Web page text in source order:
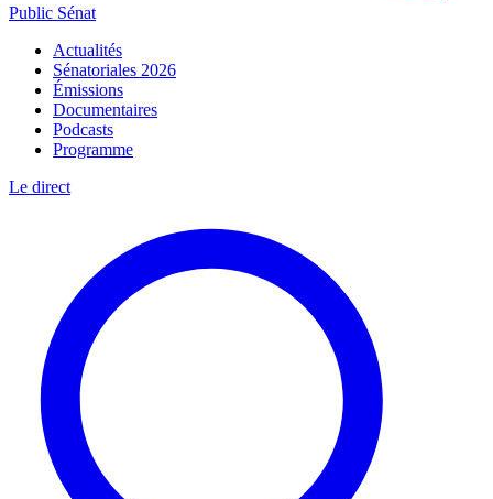
Public Sénat
Actualités
Sénatoriales 2026
Émissions
Documentaires
Podcasts
Programme
Le direct